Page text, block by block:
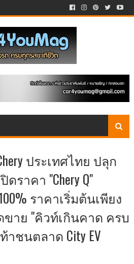
ประเทศไทย ปลุก
ราคา "Chery Q"
ราคาเริ่มต้นเพียง
ขาย "คิวท์เกินคาด ครบ
ชนตลาด City EV